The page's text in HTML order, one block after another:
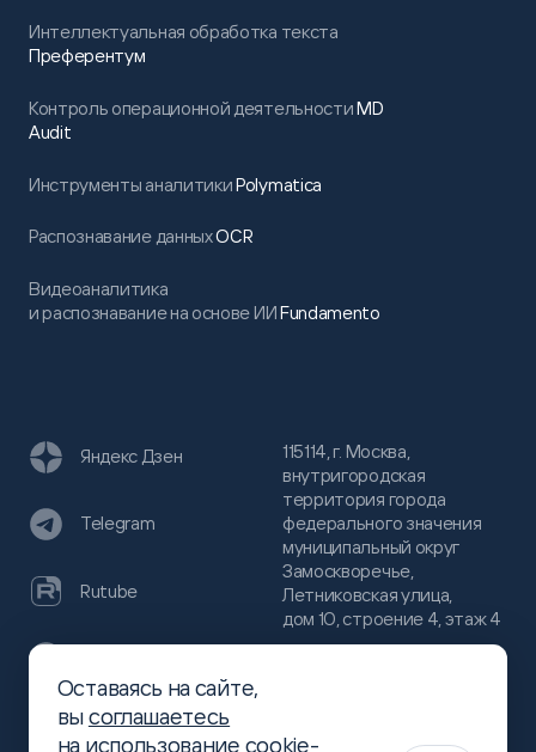
Интеллектуальная обработка текста
Преферентум
Контроль операционной деятельностиMD
Audit
Инструменты аналитикиPolymatica
Распознавание данныхOCR
Видеоаналитика
и распознавание на основе ИИFundamento
115114, г. Москва,
внутригородская
территория города
федерального значения
муниципальный округ
Замоскворечье,
Летниковская улица,
дом 10, строение 4, этаж 4
Яндекс Дзен
Telegram
Rutube
Хабр
Оставаясь на сайте,
высоглашаетесь
на использование cookie-